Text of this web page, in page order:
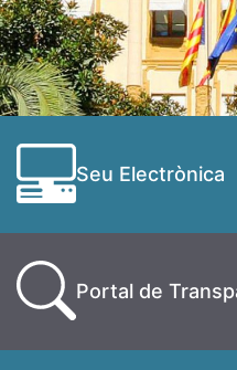
Seu Electrònica
Portal de